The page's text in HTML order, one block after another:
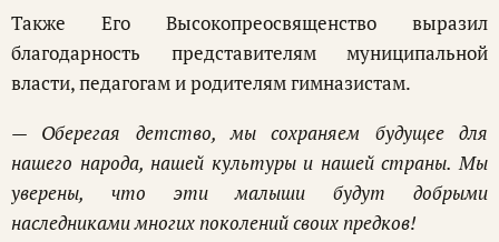
Также Его Высокопреосвященство выразил
благодарность представителям муниципальной
власти, педагогам и родителям гимназистам.
— Оберегая детство, мы сохраняем будущее для
нашего народа, нашей культуры и нашей страны. Мы
уверены, что эти малыши будут добрыми
наследниками многих поколений своих предков!